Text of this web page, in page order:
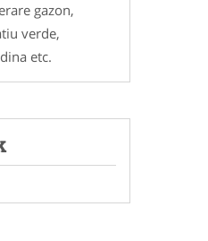
gazon,
verde,
etc.